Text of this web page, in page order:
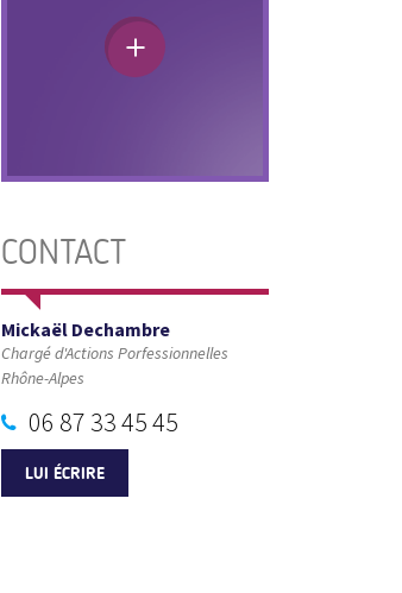
CONTACT
Mickaël Dechambre
Chargé d'Actions Porfessionnelles
Rhône-Alpes
06 87 33 45 45
LUI ÉCRIRE